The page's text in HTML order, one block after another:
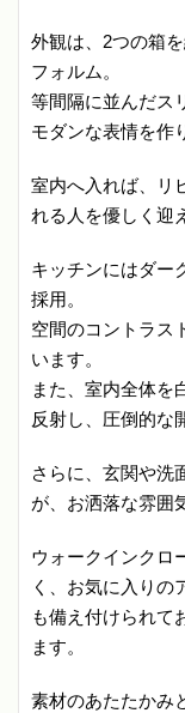
外観は、2つの箱
フォルム。
等間隔に並んだス
モダンな表情を作
室内へ入れば、リ
れる人を優しく迎
キッチンにはダー
採用。
空間のコントラス
います。
また、室内全体を
反射し、圧倒的な
さらに、玄関や洗
が、お洒落な雰囲
ウォークインクロ
く、お気に入りの
も備え付けられて
ます。
素材のあたたかみ